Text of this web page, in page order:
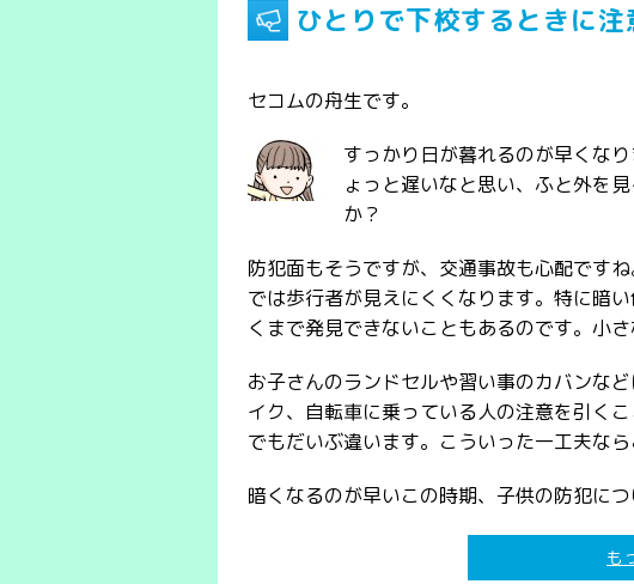
ひとりで下校するときに
セコムの舟生です。
すっかり日が暮れるのが早くな
ょっと遅いなと思い、ふと外を
か？
防犯面もそうですが、交通事故も心配です
では歩行者が見えにくくなります。特に暗
くまで発見できないこともあるのです。小
お子さんのランドセルや習い事のカバンな
イク、自転車に乗っている人の注意を引く
でもだいぶ違います。こういった一工夫な
暗くなるのが早いこの時期、子供の防犯に
も